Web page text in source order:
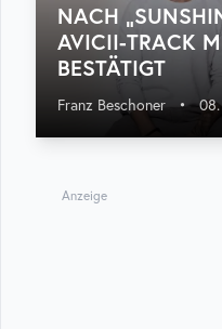
NACH
AVICII-TRACK
BESTÄTIGT
Franz Beschoner •
Anzeige